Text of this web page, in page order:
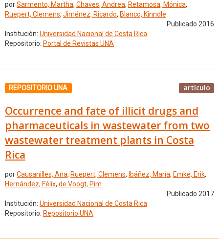
porSarmento, Martha, Chaves, Andrea, Retamosa, Mónica,
Ruepert, Clemens, Jiménez, Ricardo, Blanco, Kinndle
Publicado 2016
Institución: Universidad Nacional de Costa Rica
Repositorio: Portal de Revistas UNA
REPOSITORIO UNA artículo
Occurrence and fate of illicit drugs and
pharmaceuticals in wastewater from two
wastewater treatment plants in Costa
Rica
porCausanilles, Ana, Ruepert, Clemens, Ibáñez, María, Emke, Erik,
Hernández, Félix, de Voogt, Pim
Publicado 2017
Institución: Universidad Nacional de Costa Rica
Repositorio: Repositorio UNA